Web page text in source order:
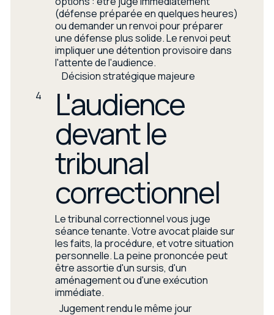
(défense préparée en quelques heures)
ou demander un renvoi pour préparer
une défense plus solide. Le renvoi peut
impliquer une détention provisoire dans
l'attente de l'audience.
Décision stratégique majeure
4
L'audience
devant le
tribunal
correctionnel
Le tribunal correctionnel vous juge
séance tenante. Votre avocat plaide sur
les faits, la procédure, et votre situation
personnelle. La peine prononcée peut
être assortie d'un sursis, d'un
aménagement ou d'une exécution
immédiate.
Jugement rendu le même jour